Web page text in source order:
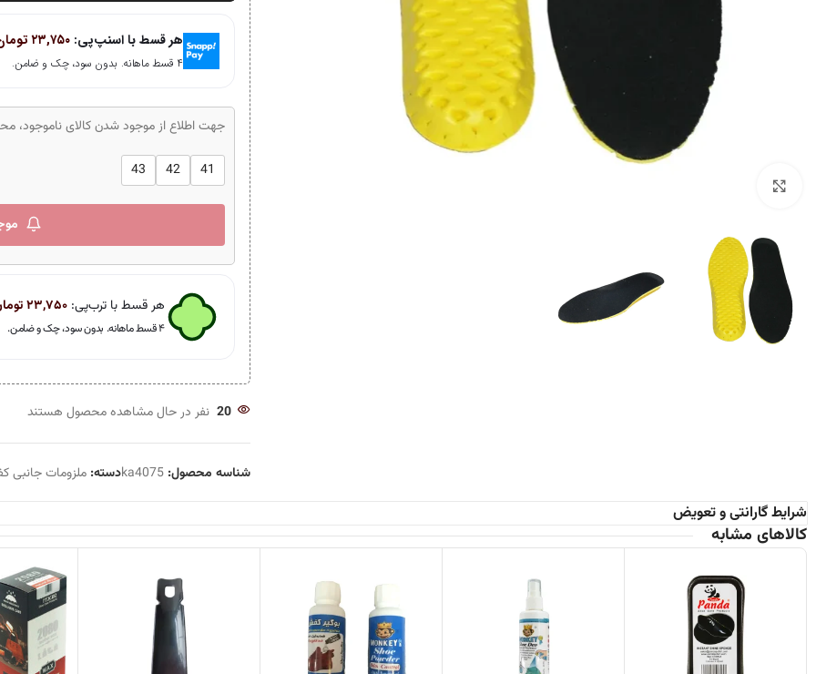
هر قسط با اسنپ‌پی: ۲۳,۷۵۰
۴ قسط ماهانه. بدون سود، چک و ضامن.
جهت اطلاع از موجود شدن کالای ناموجود،
41
42
43
هر قسط با ترب‌پی: ۲۳,۷۵۰
۴ قسط ماهانه. بدون سود، چک و ضامن.
20 نفر در حال مشاهده محصول هستند
شناسه محصول: ka4075دسته: ملزومات جانبی
شرایط گارانتی و تعویض
کالاهای مشابه